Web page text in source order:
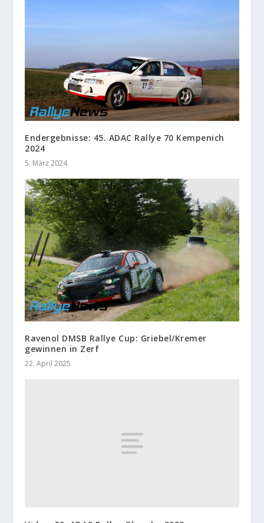
Endergebnisse: 45. ADAC Rallye 70 Kempenich
2024
5. März 2024
Ravenol DMSB Rallye Cup: Griebel/Kremer
gewinnen in Zerf
22. April 2025